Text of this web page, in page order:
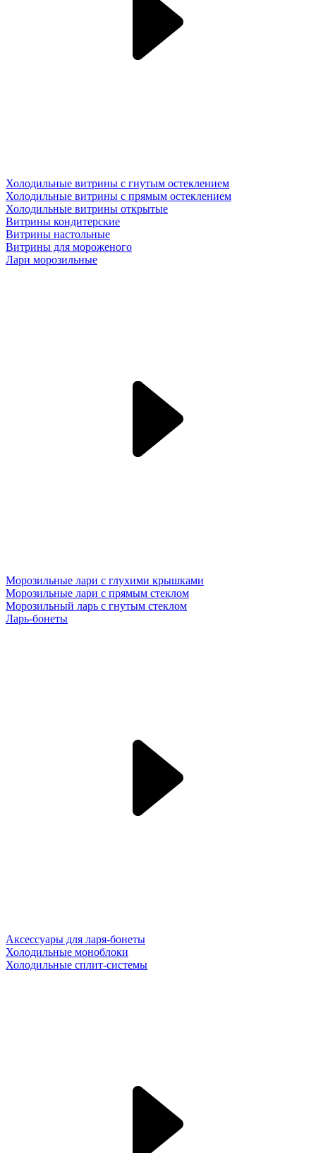
Холодильные витрины с гнутым остеклением
Холодильные витрины с прямым остеклением
Холодильные витрины открытые
Витрины кондитерские
Витрины настольные
Витрины для мороженого
Лари морозильные
Морозильные лари с глухими крышками
Морозильные лари с прямым стеклом
Морозильный ларь с гнутым стеклом
Ларь-бонеты
Аксессуары для ларя-бонеты
Холодильные моноблоки
Холодильные сплит-системы